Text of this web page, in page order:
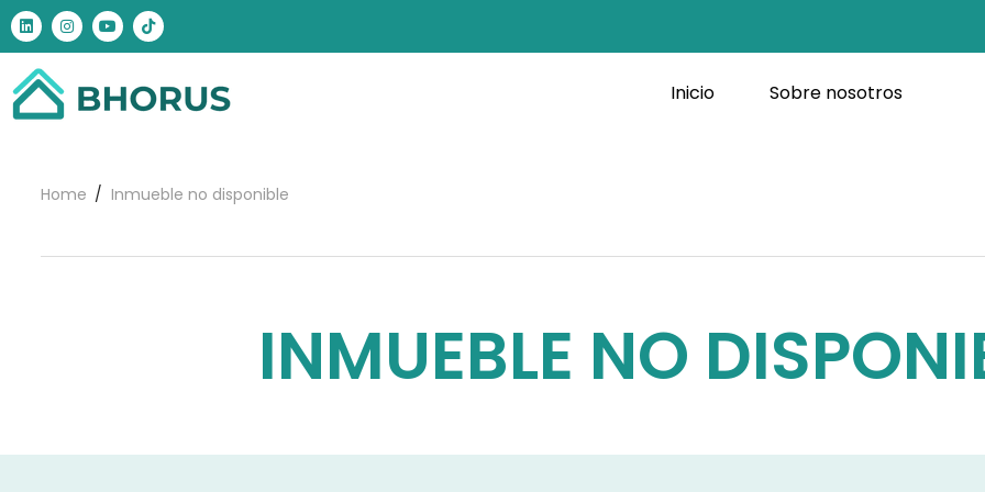
Inicio Sobre nosotros
Home Inmueble no disponible
INMUEBLE NO